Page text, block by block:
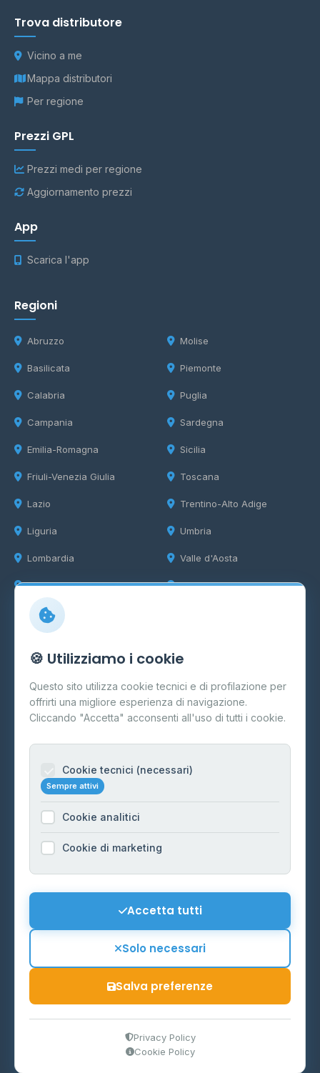
Trova distributore
Vicino a me
Mappa distributori
Per regione
Prezzi GPL
Prezzi medi per regione
Aggiornamento prezzi
App
Scarica l'app
Regioni
Abruzzo
Basilicata
Calabria
Campania
Emilia-Romagna
Friuli-Venezia Giulia
Lazio
Liguria
Lombardia
Marche
Molise
Piemonte
Puglia
Sardegna
Sicilia
Toscana
Trentino-Alto Adige
Umbria
Valle d'Aosta
Veneto
Info
Cos'è il GPL
FAQ
Contatti
Informazioni legali
Cookie Policy
Preferenze Cookie
Mappa del sito
P.IVA 03859300364
Ministero delle Imprese e del Made in Italy
🍪 Utilizziamo i cookie
Questo sito utilizza cookie tecnici e di profilazione per
offrirti una migliore esperienza di navigazione.
Cliccando "Accetta" acconsenti all'uso di tutti i cookie.
Cookie tecnici (necessari)
Sempre attivi
Cookie analitici
Cookie di marketing
Accetta tutti
Solo necessari
Salva preferenze
Privacy Policy
Cookie Policy